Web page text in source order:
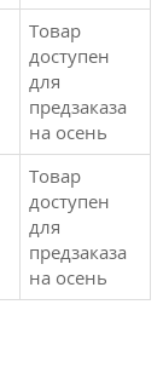
Товар
доступен
для
предзаказа
на осень
Товар
доступен
для
предзаказа
на осень